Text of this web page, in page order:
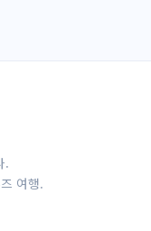
.
여행.